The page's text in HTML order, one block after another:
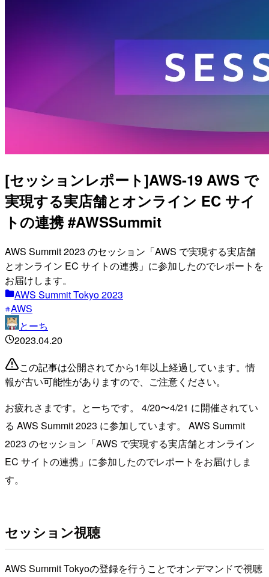
[セッションレポート]AWS-19 AWS で
実現する実店舗とオンライン EC サイ
トの連携 #AWSSummit
AWS Summit 2023 のセッション「AWS で実現する実店舗
とオンライン EC サイトの連携」に参加したのでレポートを
お届けします。
AWS Summit Tokyo 2023
AWS
とーち
2023.04.20
この記事は公開されてから1年以上経過しています。情
報が古い可能性がありますので、ご注意ください。
お疲れさまです。とーちです。 4/20〜4/21 に開催されてい
る AWS Summit 2023 に参加しています。 AWS Summit
2023 のセッション「AWS で実現する実店舗とオンライン
EC サイトの連携」に参加したのでレポートをお届けしま
す。
セッション視聴
AWS Summit Tokyoの登録を行うことでオンデマンドで視聴